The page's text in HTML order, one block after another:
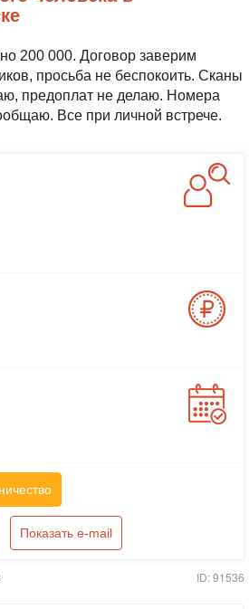
200 000. Договор заверим
просьба не беспокоить. Сканы
предоплат не делаю. Номера
Все при личной встрече.
Показать e-mail
ID: 91536